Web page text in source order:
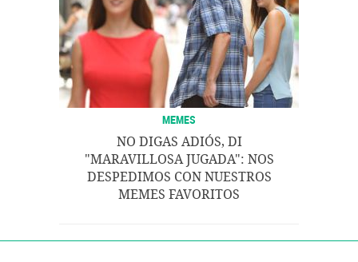
MEMES
NO DIGAS ADIÓS, DI
"MARAVILLOSA JUGADA": NOS
DESPEDIMOS CON NUESTROS
MEMES FAVORITOS